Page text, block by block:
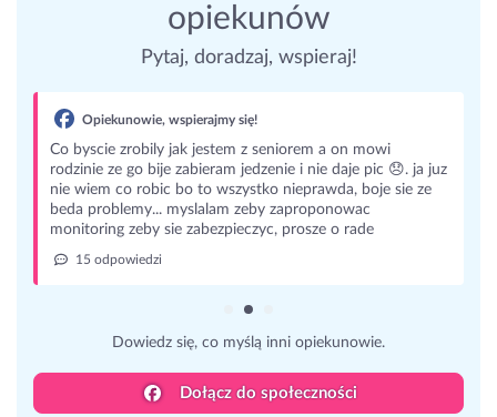
opiekunów
Pytaj, doradzaj, wspieraj!
Opiekunowie, wspierajmy się!
Co byscie zrobily jak jestem z seniorem a on mowi
rodzinie ze go bije zabieram jedzenie i nie daje pic 😞. ja juz
nie wiem co robic bo to wszystko nieprawda, boje sie ze
beda problemy... myslalam zeby zaproponowac
monitoring zeby sie zabezpieczyc, prosze o rade
15 odpowiedzi
Dowiedz się, co myślą inni opiekunowie.
Dołącz do społeczności